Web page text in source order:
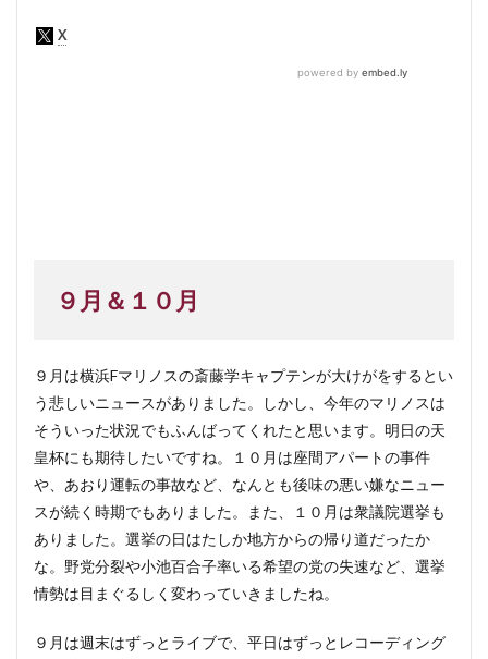
９月＆１０月
９月は横浜Fマリノスの斎藤学キャプテンが大けがをするとい
う悲しいニュースがありました。しかし、今年のマリノスは
そういった状況でもふんばってくれたと思います。明日の天
皇杯にも期待したいですね。１０月は座間アパートの事件
や、あおり運転の事故など、なんとも後味の悪い嫌なニュー
スが続く時期でもありました。また、１０月は衆議院選挙も
ありました。選挙の日はたしか地方からの帰り道だったか
な。野党分裂や小池百合子率いる希望の党の失速など、選挙
情勢は目まぐるしく変わっていきましたね。
９月は週末はずっとライブで、平日はずっとレコーディング